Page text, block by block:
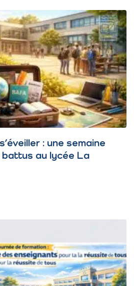
: une semaine
au lycée La